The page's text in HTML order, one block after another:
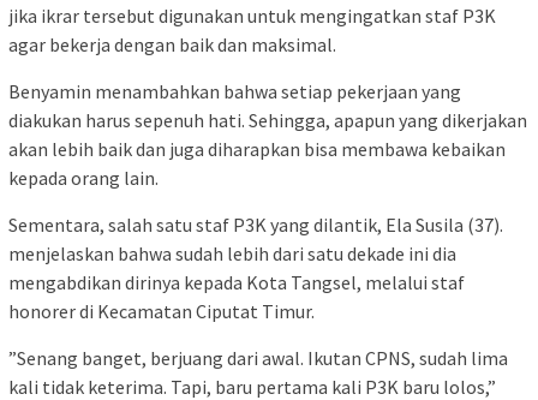
jika ikrar tersebut digunakan untuk mengingatkan staf P3K
agar bekerja dengan baik dan maksimal.
Benyamin menambahkan bahwa setiap pekerjaan yang
diakukan harus sepenuh hati. Sehingga, apapun yang dikerjakan
akan lebih baik dan juga diharapkan bisa membawa kebaikan
kepada orang lain.
Sementara, salah satu staf P3K yang dilantik, Ela Susila (37).
menjelaskan bahwa sudah lebih dari satu dekade ini dia
mengabdikan dirinya kepada Kota Tangsel, melalui staf
honorer di Kecamatan Ciputat Timur.
”Senang banget, berjuang dari awal. Ikutan CPNS, sudah lima
kali tidak keterima. Tapi, baru pertama kali P3K baru lolos,”